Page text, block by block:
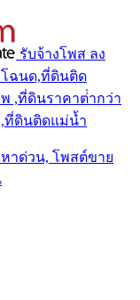
รับจ้างโพส ลง
โฉนด,ที่ดินติด
,ที่ดินราคาต่ํากว่า
,ที่ดินติดแม่น้ำ
าด่วน, โพสต์ขาย